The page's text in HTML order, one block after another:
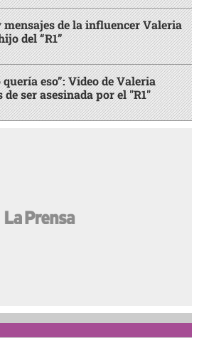
de la influencer Valeria
del “R1”
quería eso”: Video de Valeria
ser asesinada por el "R1"